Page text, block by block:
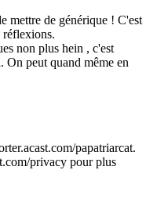
mettre de générique ! C'est
réflexions.
non plus hein , c'est
On peut quand même en
papatriarcat.
privacy pour plus